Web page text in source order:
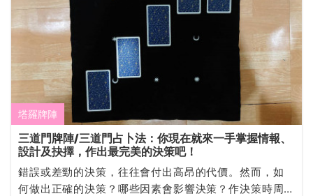
塔羅牌陣
三道門牌陣/三道門占卜法：你現在就來一手掌握情報、
設計及抉擇，作出最完美的決策吧！
錯誤或差勁的決策，往往會付出高昂的代價。然而，如
何做出正確的決策？哪些因素會影響決策？作決策時周